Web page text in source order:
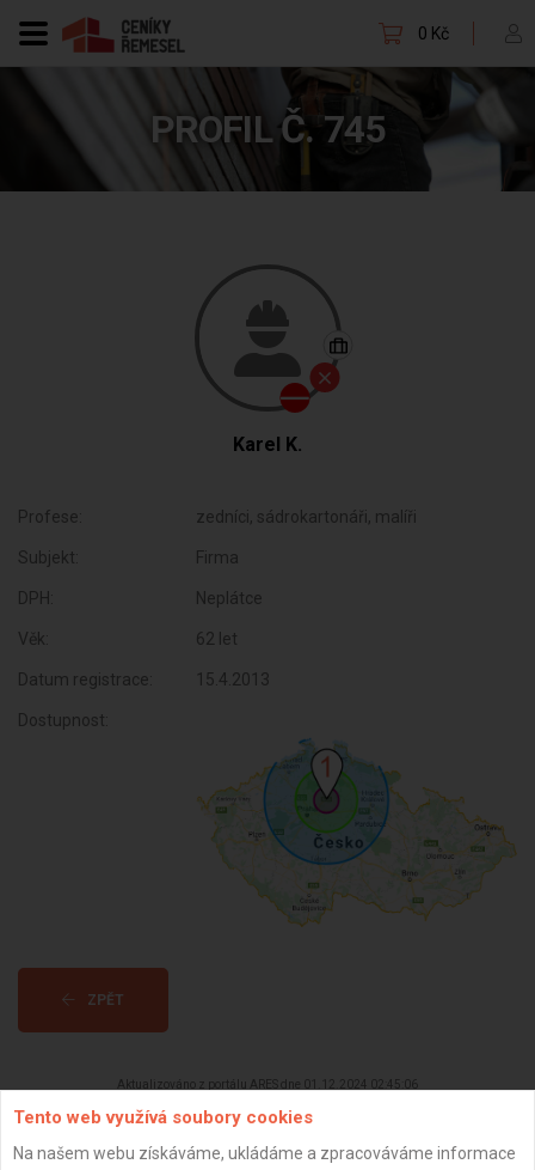
0 Kč
PROFIL Č. 745
Karel K.
Profese: zedníci, sádrokartonáři, malíři
Subjekt: Firma
DPH: Neplátce
Věk: 62 let
Datum registrace: 15.4.2013
Dostupnost:
ZPĚT
Aktualizováno z portálu ARES dne 01.12.2024 02:45:06
Tento web využívá soubory cookies
Na našem webu získáváme, ukládáme a zpracováváme informace